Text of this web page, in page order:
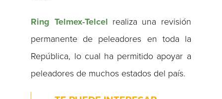
Ring Telmex-Telcel realiza una revisión
permanente de peleadores en toda la
República, lo cual ha permitido apoyar a
peleadores de muchos estados del país.